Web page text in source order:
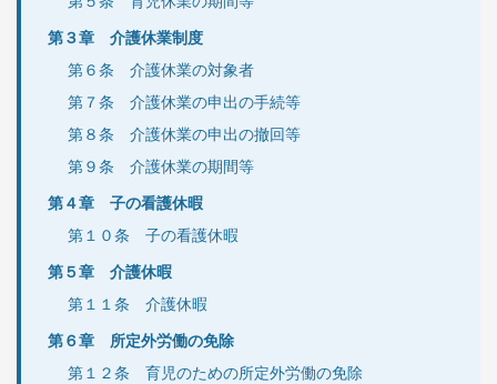
第３章 介護休業制度
第６条 介護休業の対象者
第７条 介護休業の申出の手続等
第８条 介護休業の申出の撤回等
第９条 介護休業の期間等
第４章 子の看護休暇
第１０条 子の看護休暇
第５章 介護休暇
第１１条 介護休暇
第６章 所定外労働の免除
第１２条 育児のための所定外労働の免除